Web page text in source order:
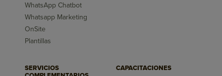
WhatsApp Chatbot
Whatsapp Marketing
OnSite
Plantillas
SERVICIOS
CAPACITACIONES